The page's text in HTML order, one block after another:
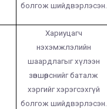
болгож шийдвэрлэсэн.
Хариуцагч
нэхэмжлэлийн
шаардлагыг хүлээн
зөвшөөрснийг баталж
хэргийг хэрэгсэхгүй
болгож шийдвэрлэсэн.